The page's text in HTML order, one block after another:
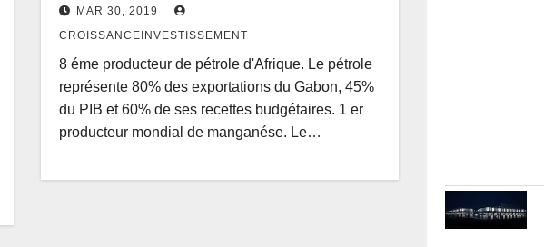
MAR 30, 2019
CROISSANCEINVESTISSEMENT
8 éme producteur de pétrole d'Afrique. Le pétrole
représente 80% des exportations du Gabon, 45%
du PIB et 60% de ses recettes budgétaires. 1 er
producteur mondial de manganése. Le…